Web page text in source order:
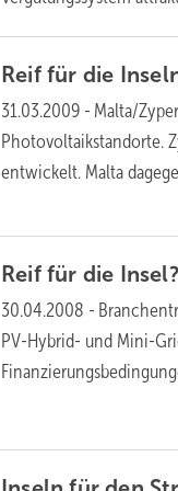
Reif für die
31.03.2009 - Malta/
Photovoltaikstandorte.
entwickelt. Malta
Reif für die
30.04.2008 -
PV-Hybrid- und Mini-